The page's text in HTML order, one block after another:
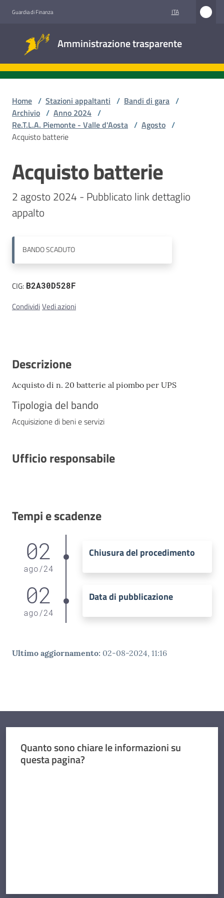
Guardia di Finanza ITA
Amministrazione trasparente
trasparente
Accesso
civico
Stazioni
appaltanti
Contatti
Home / Stazioni appaltanti / Bandi di gara /
Archivio / Anno 2024 /
Re.T.L.A. Piemonte - Valle d'Aosta / Agosto /
Acquisto batterie
Salta al contenuto
Acquisto batterie
2 agosto 2024 - Pubblicato link dettaglio
appalto
BANDOSCADUTO
CIG: B2A30D528F
CondividiVedi azioni
Descrizione
Acquisto di n. 20 batterie al piombo per UPS
Tipologia del bando
Acquisizione di beni e servizi
Ufficio responsabile
Tempi e scadenze
02
ago/24
Chiusura del procedimento
02
ago/24
Data di pubblicazione
Ultimo aggiornamento: 02-08-2024, 11:16
Quanto sono chiare le informazioni su
questa pagina?